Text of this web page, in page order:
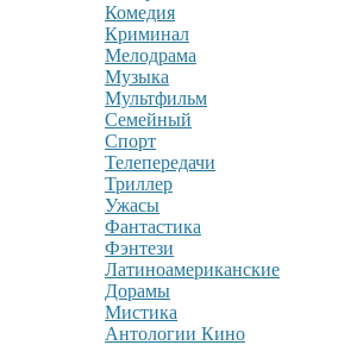
Комедия
Криминал
Мелодрама
Музыка
Мультфильм
Семейный
Спорт
Телепередачи
Триллер
Ужасы
Фантастика
Фэнтези
Латиноамериканские
Дорамы
Мистика
Антологии Кино